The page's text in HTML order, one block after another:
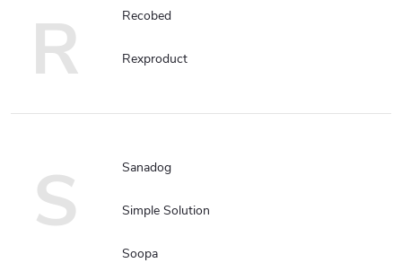
R Recobed
Rexproduct
S Sanadog
Simple Solution
Soopa